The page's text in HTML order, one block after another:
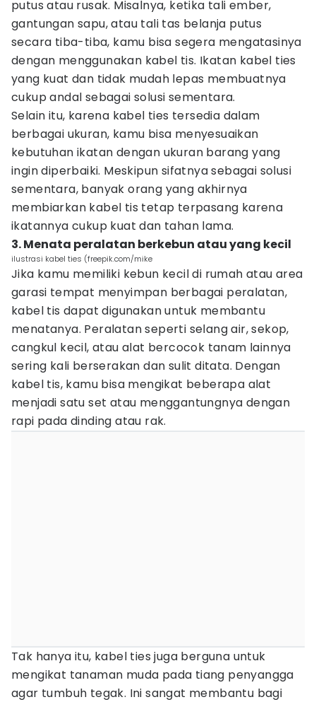
putus atau rusak. Misalnya, ketika tali ember,
gantungan sapu, atau tali tas belanja putus
secara tiba-tiba, kamu bisa segera mengatasinya
dengan menggunakan kabel tis. Ikatan kabel ties
yang kuat dan tidak mudah lepas membuatnya
cukup andal sebagai solusi sementara.
Selain itu, karena kabel ties tersedia dalam
berbagai ukuran, kamu bisa menyesuaikan
kebutuhan ikatan dengan ukuran barang yang
ingin diperbaiki. Meskipun sifatnya sebagai solusi
sementara, banyak orang yang akhirnya
membiarkan kabel tis tetap terpasang karena
ikatannya cukup kuat dan tahan lama.
3. Menata peralatan berkebun atau yang kecil
ilustrasi kabel ties (freepik.com/mike
Jika kamu memiliki kebun kecil di rumah atau area
garasi tempat menyimpan berbagai peralatan,
kabel tis dapat digunakan untuk membantu
menatanya. Peralatan seperti selang air, sekop,
cangkul kecil, atau alat bercocok tanam lainnya
sering kali berserakan dan sulit ditata. Dengan
kabel tis, kamu bisa mengikat beberapa alat
menjadi satu set atau menggantungnya dengan
rapi pada dinding atau rak.
Tak hanya itu, kabel ties juga berguna untuk
mengikat tanaman muda pada tiang penyangga
agar tumbuh tegak. Ini sangat membantu bagi